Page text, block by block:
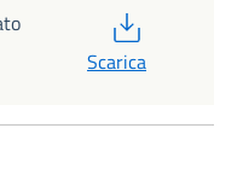
Scarica